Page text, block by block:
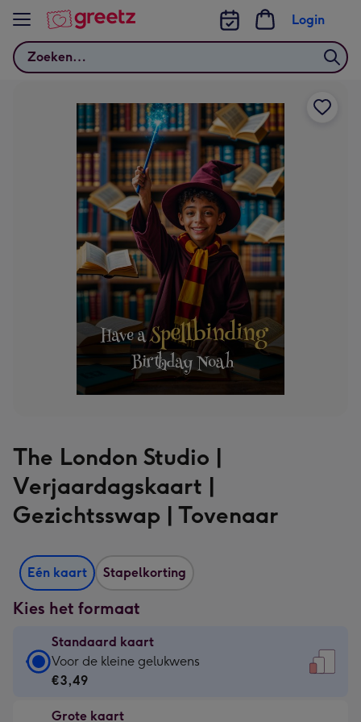
Bekijk meer
Zoeken
Login
The London Studio |
Verjaardagskaart |
Gezichtsswap | Tovenaar
Eén kaart Stapelkorting
Kies het formaat
Standaard kaart
Standaard
kaart
€3,49
Voor de kleine gelukwens
€3,49
Grote kaart